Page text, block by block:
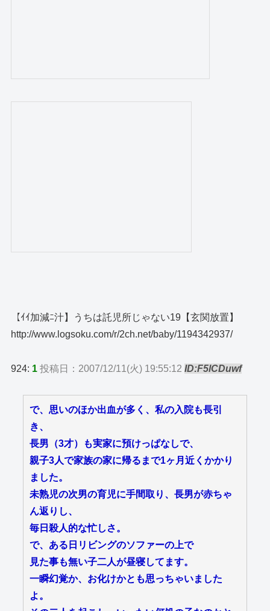
【ｲｲ加減ﾆ汁】うちは託児所じゃない19【玄関放置】
http://www.logsoku.com/r/2ch.net/baby/1194342937/
924: 1 投稿日：2007/12/11(火) 19:55:12ID:F5lCDuwf
で、思いのほか出血が多く、私の入院も長引
き、
長男（3才）も実家に預けっぱなしで、
親子3人で家族の家に帰るまで1ヶ月近くかかり
ました。
未熟児の次男の育児に手間取り、長男が赤ちゃ
ん返りし、
毎日殺人的な忙しさ。
で、ある日リビングのソファーの上で
見た事も無い子二人が昼寝してます。
一瞬幻覚か、お化けかとも思っちゃいました
よ。